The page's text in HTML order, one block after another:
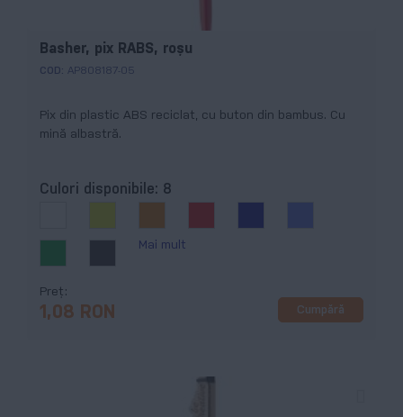
Basher, pix RABS, roșu
COD: AP808187-05
Pix din plastic ABS reciclat, cu buton din bambus. Cu
mină albastră.
Culori disponibile: 8
Mai mult
Preț
1,08 RON Cumpără